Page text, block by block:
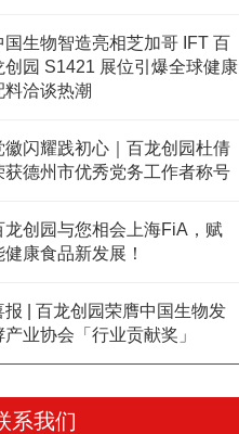
国生物智造亮相芝加哥 IFT 百
创园 S1421 展位引爆全球健康
料洽谈热潮
徽闪耀践初心｜百龙创园杜倩
获德州市优秀党务工作者称号
龙创园与您相会上海FiA，赋
健康食品新发展！
报 | 百龙创园荣膺中国生物发
产业协会「行业贡献奖」
系我们